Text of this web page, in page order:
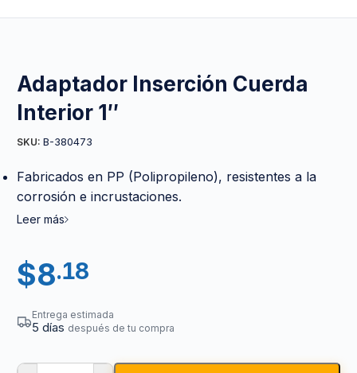
Adaptador Inserción Cuerda
Interior 1″
SKU: B-380473
Fabricados en PP (Polipropileno), resistentes a la
corrosión e incrustaciones.
Leer más
$8.18
Entrega estimada
5 días después de tu compra